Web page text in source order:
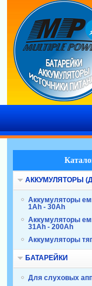
АККУМУЛЯТОРЫ
Аккумуляторы
1Ah - 30Ah
Аккумуляторы
31Ah - 200Ah
Аккумуляторы
БАТАРЕЙКИ
Для слуховых